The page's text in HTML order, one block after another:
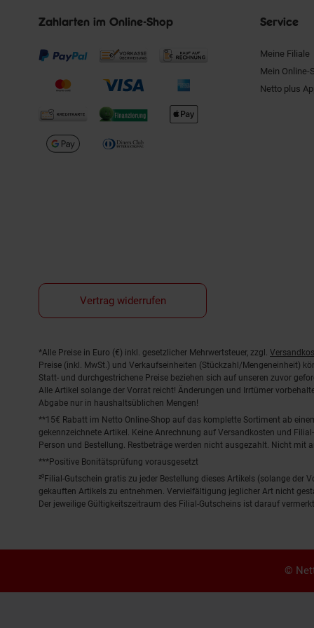
Zahlarten im Online-Shop Service
Meine Filiale
Mein Online-
Netto plus
Vertrag widerrufen
Fußnoten
*Alle Preise in Euro (€) inkl. gesetzlicher Mehrwertsteuer, zzgl.
Preise (inkl. MwSt.) und Verkaufseinheiten (Stückzahl/Mengeneinheit)
Statt- und durchgestrichene Preise beziehen sich auf unseren zuvor
Alle Artikel solange der Vorrat reicht! Änderungen und Irrtümer
Abgabe nur in haushaltsüblichen Mengen!
**15€ Rabatt im Netto Online-Shop auf das komplette Sortiment ab
gekennzeichnete Artikel. Keine Anrechnung auf Versandkosten und
Person und Bestellung. Restbeträge werden nicht ausgezahlt. Nicht mit
***Positive Bonitätsprüfung vorausgesetzt
²⁰Filial-Gutschein gratis zu jeder Bestellung dieses Artikels (solange
gekauften Artikels zu entnehmen. Vervielfältigung jeglicher Art nicht
Der jeweilige Gültigkeitszeitraum des Filial-Gutscheins ist darauf vermerkt.
©